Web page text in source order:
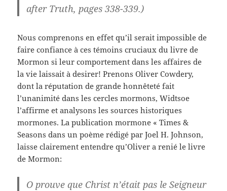
after Truth, pages 338-339.)
Nous comprenons en effet qu’il serait impossible de
faire confiance à ces témoins cruciaux du livre de
Mormon si leur comportement dans les affaires de
la vie laissait à desirer! Prenons Oliver Cowdery,
dont la réputation de grande honnêteté fait
l’unanimité dans les cercles mormons, Widtsoe
l’affirme et analysons les sources historiques
mormones. La publication mormone « Times &
Seasons dans un poème rédigé par Joel H. Johnson,
laisse clairement entendre qu’Oliver a renié le livre
de Mormon:
O prouve que Christ n’était pas le Seigneur